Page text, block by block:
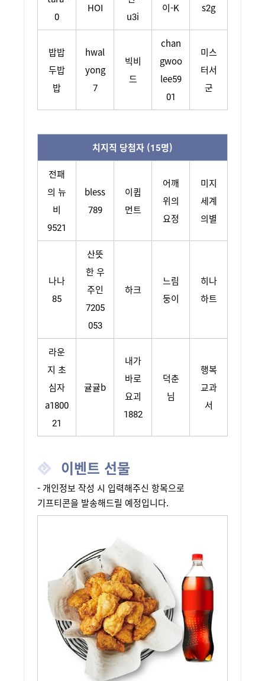
0
HOI
u3i
이-K
s2g
밥밥
두밥
밥
hwal
yong
7
빅비
드
chan
gwoo
lee59
01
미스
터서
군
치지직 당첨자 (15명)
전패
의 뉴
비
9521
bless
789
이큅
먼트
어깨
위의
요정
미지
세계
의별
나나
85
산뜻
한 우
주인
7205
053
하크
느림
둥이
히나
하트
라운
지 초
심자
a1800
21
귤귤b
내가
바로
요괴
1882
덕춘
님
행복
교과
서
이벤트 선물
- 개인정보 작성 시 입력해주신 항목으로
기프티콘을 발송해드릴 예정입니다.